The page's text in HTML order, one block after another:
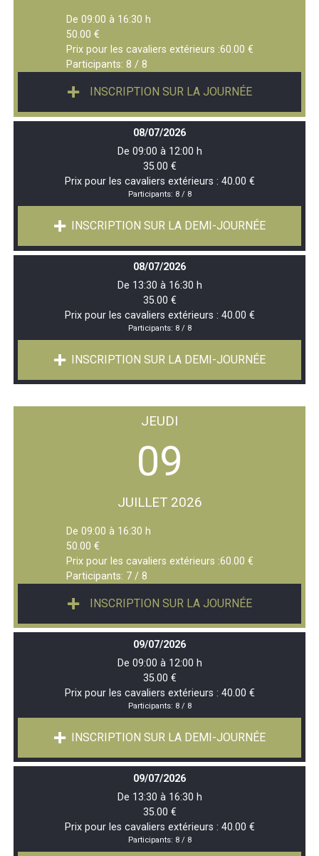
De 09:00 à 16:30 h
50.00 €
Prix pour les cavaliers extérieurs :60.00 €
Participants: 8 / 8
INSCRIPTION SUR LA JOURNÉE
08/07/2026
De 09:00 à 12:00 h
35.00 €
Prix pour les cavaliers extérieurs : 40.00 €
Participants: 8 / 8
INSCRIPTION SUR LA DEMI-JOURNÉE
08/07/2026
De 13:30 à 16:30 h
35.00 €
Prix pour les cavaliers extérieurs : 40.00 €
Participants: 8 / 8
INSCRIPTION SUR LA DEMI-JOURNÉE
JEUDI
09
JUILLET 2026
De 09:00 à 16:30 h
50.00 €
Prix pour les cavaliers extérieurs :60.00 €
Participants: 7 / 8
INSCRIPTION SUR LA JOURNÉE
09/07/2026
De 09:00 à 12:00 h
35.00 €
Prix pour les cavaliers extérieurs : 40.00 €
Participants: 8 / 8
INSCRIPTION SUR LA DEMI-JOURNÉE
09/07/2026
De 13:30 à 16:30 h
35.00 €
Prix pour les cavaliers extérieurs : 40.00 €
Participants: 8 / 8